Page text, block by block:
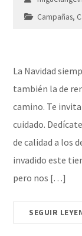
Campañas,
La Navidad
también la de
camino. Te
cuidado.
de calidad a los
invadido este
pero nos […]
SEGUIR